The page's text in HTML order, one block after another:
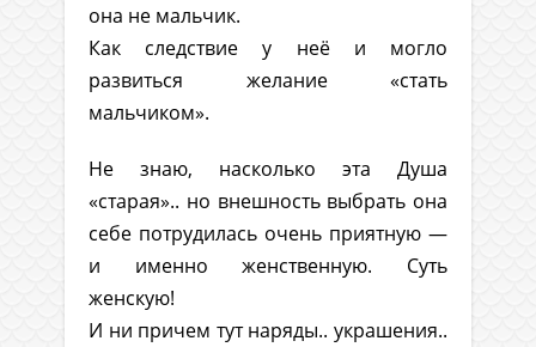
она не мальчик.
Как следствие у неё и могло
развиться желание «стать
мальчиком».
Не знаю, насколько эта Душа
«старая».. но внешность выбрать она
себе потрудилась очень приятную —
и именно женственную. Суть
женскую!
И ни причем тут наряды.. украшения..